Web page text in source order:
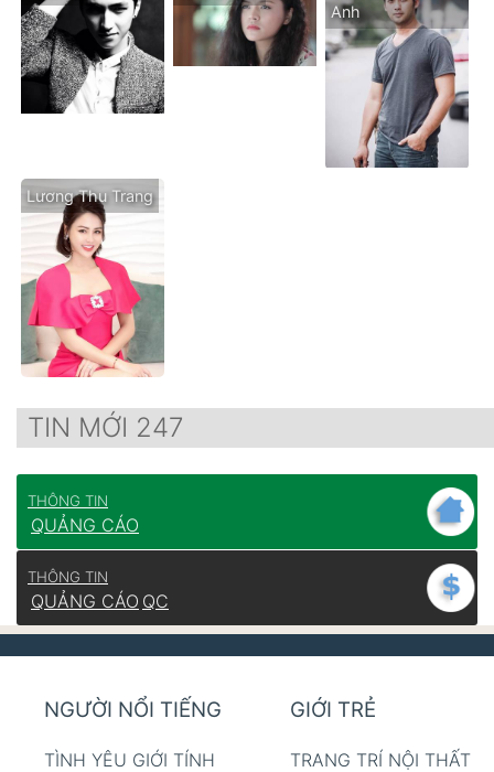
Anh
Lương Thu Trang
TIN MỚI 247
THÔNG TIN
QUẢNG CÁO
THÔNG TIN
QUẢNG CÁO QC
NGƯỜI NỔI TIẾNG
TÌNH YÊU GIỚI TÍNH
GIỚI TRẺ
TRANG TRÍ NỘI THẤT